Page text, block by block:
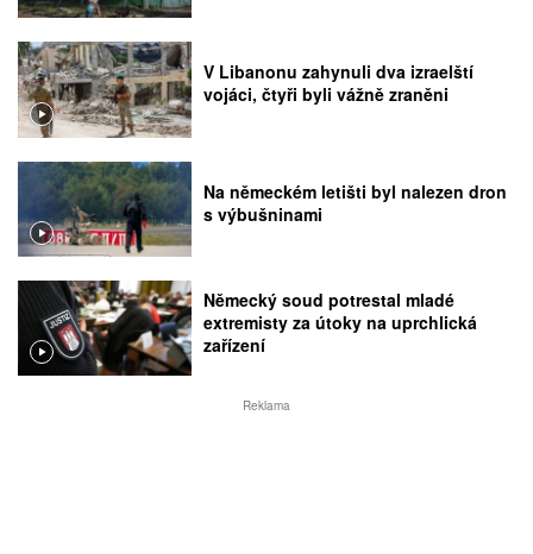
V Libanonu zahynuli dva izraelští
vojáci, čtyři byli vážně zraněni
Na německém letišti byl nalezen dron
s výbušninami
Německý soud potrestal mladé
extremisty za útoky na uprchlická
zařízení
Reklama